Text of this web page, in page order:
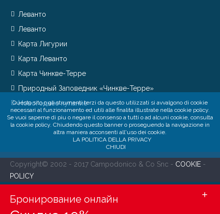
Бронирование онлайн +
Леванто
Леванто
Карта Лигурии
Карта Леванто
Карта Чинкве-Терре
Природный Заповедник «Чинкве-Терре»
Новогоднее купание
Copyright© 2002 - 2017 Campodonico & Co Snc - COOKIE -
POLICY
Questo sito o gli strumenti terzi da questo utilizzati si avvalgono di cookie
necessari al funzionamento ed utili alle finalita illustrate nella cookie policy.
Se vuoi saperne di piu o negare il consenso a tutti o ad alcuni cookie, consulta
la cookie policy. Chiudendo questo banner o proseguendo la navigazione in
altra maniera acconsenti all'uso dei cookie.
LA POLITICA DELLA PRIVACY
CHIUDI